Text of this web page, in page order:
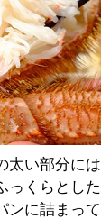
太い部分に
っくらとし
ンに詰まって